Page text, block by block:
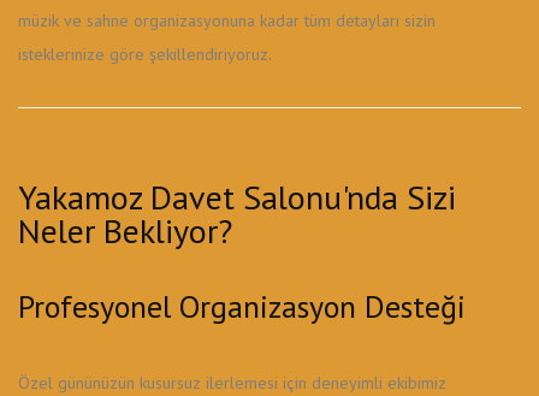
müzik ve sahne organizasyonuna kadar tüm detayları sizin
isteklerinize göre şekillendiriyoruz.
Yakamoz Davet Salonu'nda Sizi
Neler Bekliyor?
Profesyonel Organizasyon Desteği
Özel gününüzün kusursuz ilerlemesi için deneyimli ekibimiz